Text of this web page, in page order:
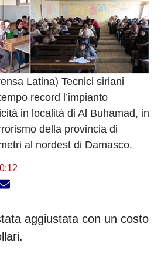
Latina) Tecnici siriani
record l’impianto
in località di Al Buhamad, in
della provincia di
al nordest di Damasco.
aggiustata con un costo